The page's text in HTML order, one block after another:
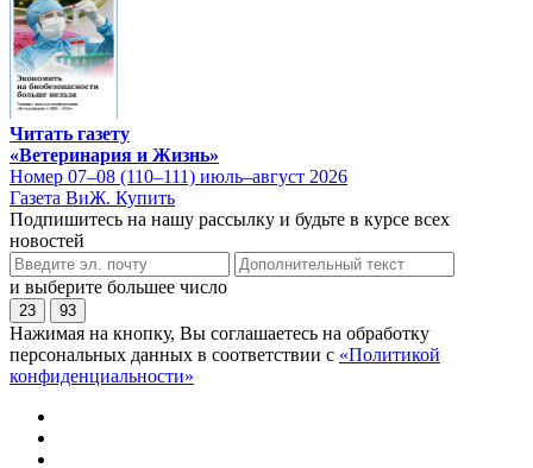
Читать газету
«Ветеринария и Жизнь»
Номер 07–08 (110–111) июль–август 2026
Газета ВиЖ. Купить
Подпишитесь на нашу рассылку и будьте в курсе всех
новостей
и выберите большее число
23 93
Нажимая на кнопку, Вы соглашаетесь на обработку
персональных данных в соответствии с «Политикой
конфиденциальности»